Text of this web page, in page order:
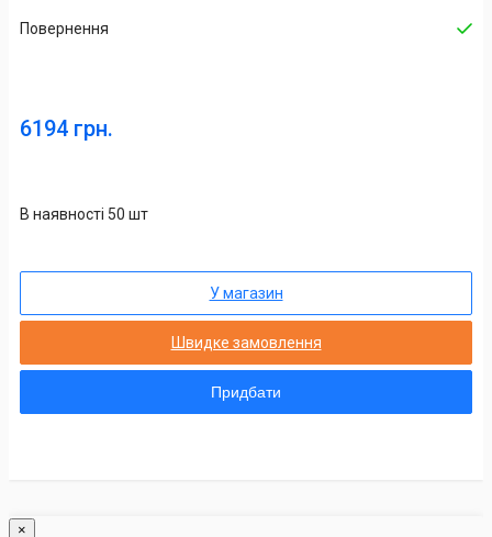
Повернення
6194 грн.
В наявності 50 шт
У магазин
Швидке замовлення
Придбати
×